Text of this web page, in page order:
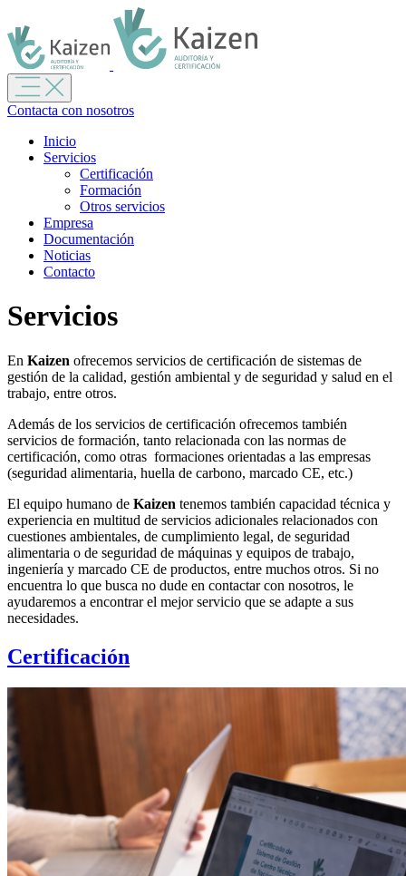
Contacta con nosotros
Inicio
Servicios
Certificación
Formación
Otros servicios
Empresa
Documentación
Noticias
Contacto
Servicios
En Kaizen ofrecemos servicios de certificación de sistemas de
gestión de la calidad, gestión ambiental y de seguridad y salud en el
trabajo, entre otros.
Además de los servicios de certificación ofrecemos también
servicios de formación, tanto relacionada con las normas de
certificación, como otras formaciones orientadas a las empresas
(seguridad alimentaria, huella de carbono, marcado CE, etc.)
El equipo humano de Kaizen tenemos también capacidad técnica y
experiencia en multitud de servicios adicionales relacionados con
cuestiones ambientales, de cumplimiento legal, de seguridad
alimentaria o de seguridad de máquinas y equipos de trabajo,
ingeniería y marcado CE de productos, entre muchos otros. Si no
encuentra lo que busca no dude en contactar con nosotros, le
ayudaremos a encontrar el mejor servicio que se adapte a sus
necesidades.
Certificación